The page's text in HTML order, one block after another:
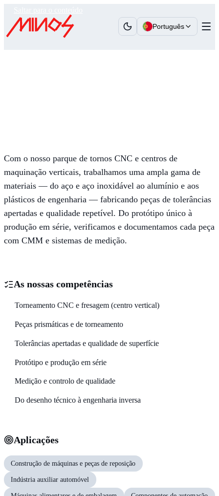
Português
Com o nosso parque de tornos CNC e centros de
maquinação verticais, trabalhamos uma ampla gama de
materiais — do aço e aço inoxidável ao alumínio e aos
plásticos de engenharia — fabricando peças de tolerâncias
apertadas e qualidade repetível. Do protótipo único à
produção em série, verificamos e documentamos cada peça
com CMM e sistemas de medição.
As nossas competências
Torneamento CNC e fresagem (centro vertical)
Peças prismáticas e de torneamento
Tolerâncias apertadas e qualidade de superfície
Protótipo e produção em série
Medição e controlo de qualidade
Do desenho técnico à engenharia inversa
Aplicações
Construção de máquinas e peças de reposição
Indústria auxiliar automóvel